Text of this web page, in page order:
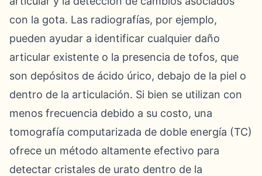
con la gota. Las radiografías, por ejemplo,
pueden ayudar a identificar cualquier daño
articular existente o la presencia de tofos, que
son depósitos de ácido úrico, debajo de la piel o
dentro de la articulación. Si bien se utilizan con
menos frecuencia debido a su costo, una
tomografía computarizada de doble energía (TC)
ofrece un método altamente efectivo para
detectar cristales de urato dentro de la